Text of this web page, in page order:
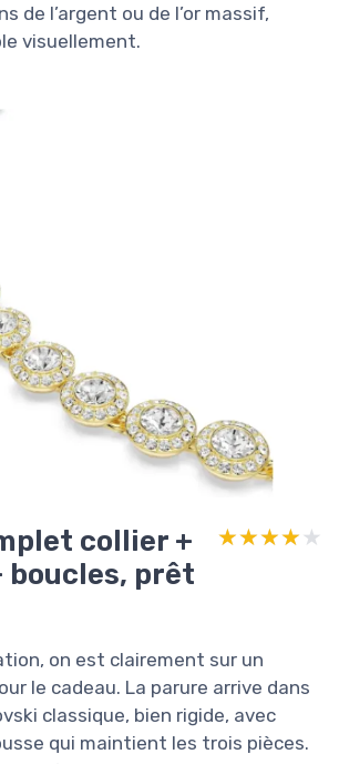
de l’argent ou de l’or massif,
visuellement.
collier +
boucles, prêt
★★★★★
★★★★★
on est clairement sur un
le cadeau. La parure arrive dans
classique, bien rigide, avec
qui maintient les trois pièces.